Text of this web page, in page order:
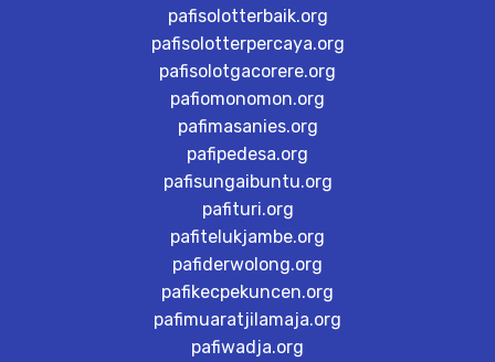
pafisolotterbaik.org
pafisolotterpercaya.org
pafisolotgacorere.org
pafiomonomon.org
pafimasanies.org
pafipedesa.org
pafisungaibuntu.org
pafituri.org
pafitelukjambe.org
pafiderwolong.org
pafikecpekuncen.org
pafimuaratjilamaja.org
pafiwadja.org